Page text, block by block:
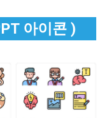
아이콘 )